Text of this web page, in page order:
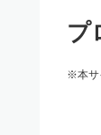
プ
※本サ